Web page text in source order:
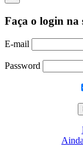
Faça o login na
E-mail
Password